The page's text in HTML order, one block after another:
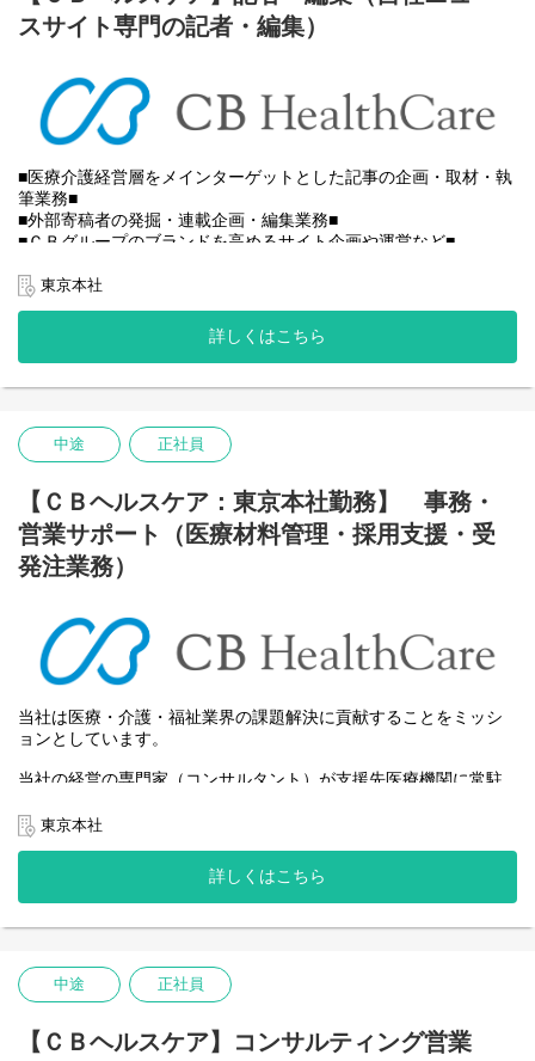
化を楽しむことができるマインド・スピード感・柔軟性、新しい
ビジネスを創り上げる創造性など、何か一つでも「強い意志」が
そして仲間とのコミュニケーションを大切にし、目的や目標に向
け仲間と頼りあえること、顧客だけでなく仲間に対しても誠実で
あることも重要視しています。
そんな方であれば業界経験はなくても、活躍できる環境がありま
すので、当社が医療・介護・福祉業界に特化したＭ＆Ａのスタン
ダードを創り上げるためにお力を貸して頂けませんでしょうか。
支援先医療機関が抱えている課題に応じて、「資金調達支援」
「人材採用」「後継者探索」「地域連携強化」等、様々な経営支
【具体的には…】
■「病院経営受託」のプロフェッショナルとして医療機関の価値を
高める経営支援を実施
当社が支援する医療機関（病院併設の老健含む）で経営・運営管
理全般を担っていただきます。
ただきます。
【具体的な業務】
・支援候補先の案件ソーシング管理
・支援候補先の現状分析、事業性評価
・支援先の経営責任者として事業計画の達成に向けた実行支援
・支援スキームの立案、実行
【勤務地について】
当社は常駐型の経営支援を基本としているため、支援先の経営が
改善した際には、次の支援先の所在地によっては将来的に転勤と
スサイト専門の記者・編集）
■医療介護経営層をメインターゲットとした記事の企画・取材・執
筆業務■
■外部寄稿者の発掘・連載企画・編集業務■
■ＣＢグループのブランドを高めるサイト企画や運営など■
【「ＣＢｎｅｗｓ」とは】医療・介護専門ニュースサイトの先駆
けとして、２００６年スタート。
専門記者による独自取材のもと、医療や介護行政の動きを中心に
即時性の高い記事を配信してきました。
２０１３年には、ターゲットを経営者に絞った有料ウェブマガジ
ン「ＣＢｎｅｗｓマネジメント」を創刊。現在は「ＣＢｎｅｗｓ
ある医療・介護経営環境への対応変化を有益な情報配信によりサ
ポートしています。
営業経験のある方も大歓迎です。
「変更範囲：会社の定める業務」
東京本社
詳しくはこちら
中途 正社員
【ＣＢヘルスケア：東京本社勤務】 事務・
営業サポート（医療材料管理・採用支援・受
発注業務）
当社は医療・介護・福祉業界の課題解決に貢献することをミッシ
ョンとしています。
当社の経営の専門家（コンサルタント）が支援先医療機関に常駐
【仕事内容】
当社が支援する医療・介護関連事業所の運営サポート業務を担当
していただきます。
・医療材料の情報整理およびデータベース化
・材料ごとの使用状況や売上データの集計
・各支援先における材料使用実績の管理
■採用支援業務
東京本社
詳しくはこちら
中途 正社員
【ＣＢヘルスケア】コンサルティング営業